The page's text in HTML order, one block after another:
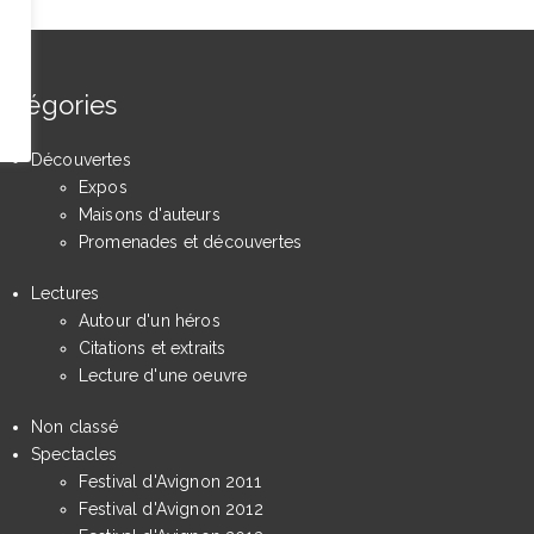
Catégories
Découvertes
Expos
Maisons d'auteurs
Promenades et découvertes
Lectures
Autour d'un héros
Citations et extraits
Lecture d'une oeuvre
Non classé
Spectacles
Festival d'Avignon 2011
Festival d'Avignon 2012